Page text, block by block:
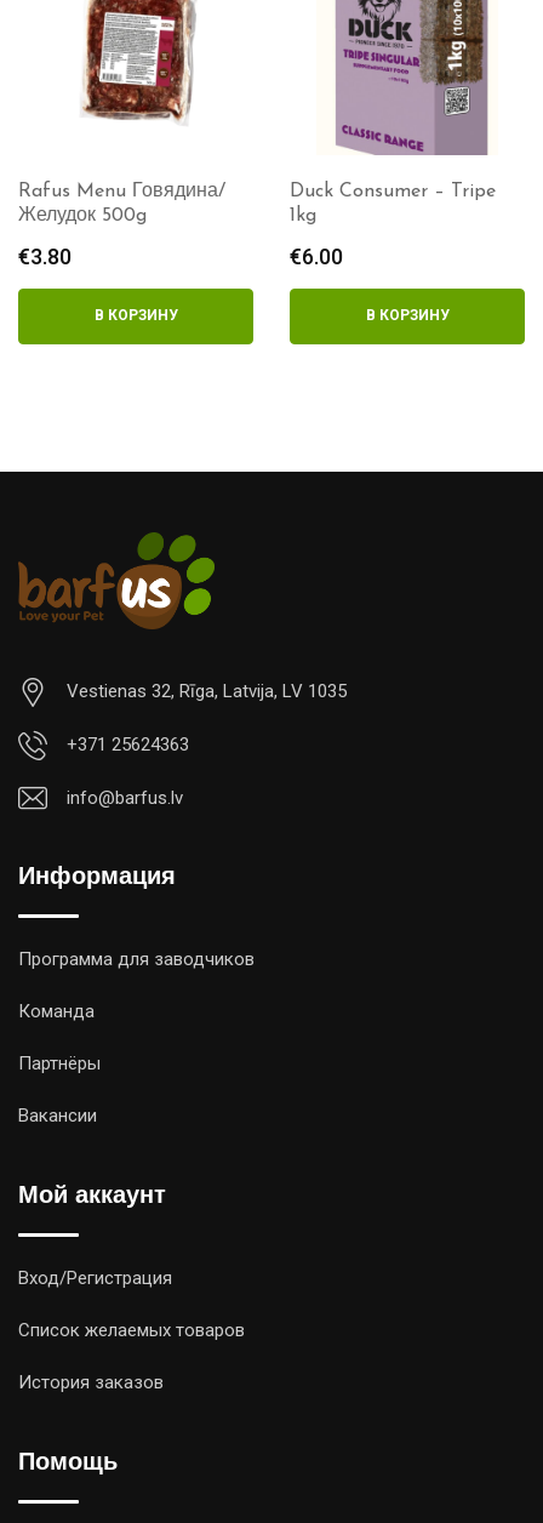
Duck Consumer – Tripe
1kg
€6.00
В КОРЗИНУ
Barfus Говядина с
желудком – крупного
€71.00
цен:
€71.00
–
ВЫБЕРИТЕ ПАРАМЕТРЫ
Vestienas 32, Rīga, Latvija, LV 1035
+371 25624363
info@barfus.lv
Информация
Программа для заводчиков
Команда
Партнёры
Вакансии
Мой аккаунт
Вход/Регистрация
Список желаемых товаров
История заказов
Помощь